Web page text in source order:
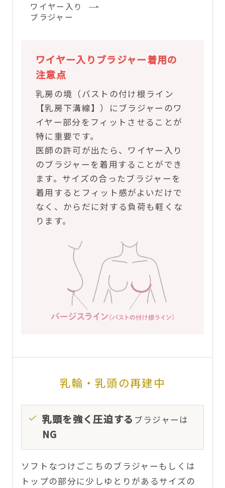
ワイヤー入り
ブラジャー
ワイヤー入りブラジャー着用の
注意点
乳房の境（バストの付け根ライン
【乳房下溝線】）にブラジャーのワ
イヤー部分をフィットさせることが
特に重要です。
医師の許可が出たら、ワイヤー入り
のブラジャーを着用することができ
ます。サイズの合ったブラジャーを
着用するとフィット感がよいだけで
なく、からだに対する負荷も軽くな
ります。
乳輪・乳頭の再建中
乳頭を強く圧迫する ブラジャーは
NG
ソフトなつけごこちのブラジャーもしくは
トップの部分に少しゆとりがあるサイズの